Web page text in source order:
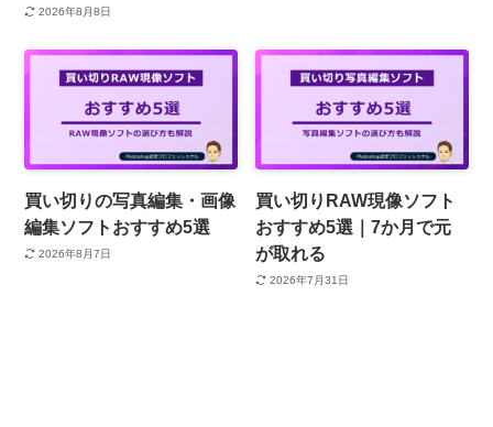
2026年8月8日
買い切りの写真編集・画像
編集ソフトおすすめ5選
2026年8月7日
買い切りRAW現像ソフト
おすすめ5選｜7か月で元
が取れる
2026年7月31日